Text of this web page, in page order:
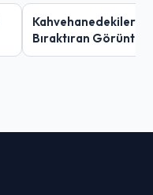
Kahvehanedekiler
Bıraktıran Görüntü!